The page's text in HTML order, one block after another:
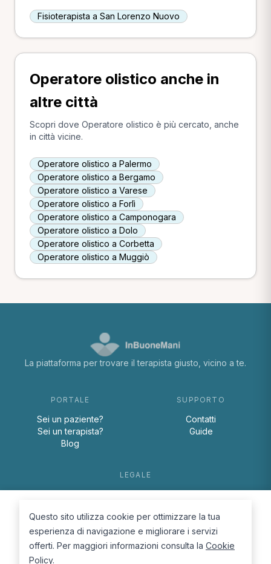
Fisioterapista a San Lorenzo Nuovo
Operatore olistico anche in
altre città
Scopri dove Operatore olistico è più cercato, anche
in città vicine.
Operatore olistico a Palermo
Operatore olistico a Bergamo
Operatore olistico a Varese
Operatore olistico a Forlì
Operatore olistico a Camponogara
Operatore olistico a Dolo
Operatore olistico a Corbetta
Operatore olistico a Muggiò
La piattaforma per trovare il terapista giusto, vicino a te.
PORTALE
Sei un paziente?
Sei un terapista?
Blog
SUPPORTO
Contatti
Guide
LEGALE
Cookie Policy
Questo sito utilizza cookie per ottimizzare la tua
esperienza di navigazione e migliorare i servizi
offerti. Per maggiori informazioni consulta la Cookie
Policy.